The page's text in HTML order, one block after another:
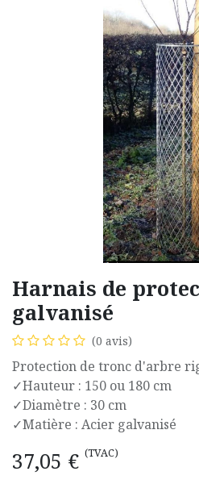
Harnais de
galvanisé
(0 avis)
Protection de tronc d'arbre
✓Hauteur : 150 ou 180 cm
✓Diamètre : 30 cm
✓Matière : Acier galvanisé
37,05 € (TVAC)